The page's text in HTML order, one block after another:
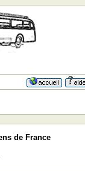
de France